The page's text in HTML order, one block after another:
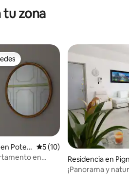
tu zona
entre huéspedes
Poten Calificación promedio: 5 de
5 (10)
en
Residencia en
¡Panorama y